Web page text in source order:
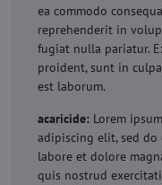
ea commodo
reprehenderit in
fugiat nulla pariatur.
proident, sunt in
est laborum.
acaricide: Lorem
adipiscing elit, sed
labore et dolore
quis nostrud